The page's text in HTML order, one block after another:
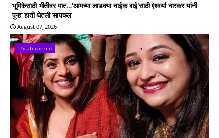
भूमिकेसाठी भीतीवर मात…‘आमच्या लाडक्या नाईक बाई'साठी ऐश्वर्या नारकर यांनी
पुन्हा हाती घेतली सायकल
August 07, 2026
Uncategorized